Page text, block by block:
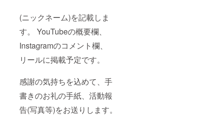
(ニックネーム)を記載しま
す。 YouTubeの概要欄、
Instagramのコメント欄、
リールに掲載予定です。
感謝の気持ちを込めて、手
書きのお礼の手紙、活動報
告(写真等)をお送りします。